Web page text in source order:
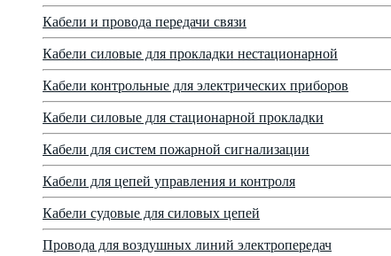
Кабели и провода передачи связи
Кабели силовые для прокладки нестационарной
Кабели контрольные для электрических приборов
Кабели силовые для стационарной прокладки
Кабели для систем пожарной сигнализации
Кабели для цепей управления и контроля
Кабели судовые для силовых цепей
Провода для воздушных линий электропередач